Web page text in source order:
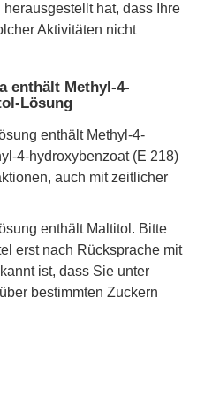
hat, dass Ihre
Aktivitäten nicht
enthält Methyl-4-
Lösung
enthält Methyl-4-
4-hydroxybenzoat (E 218)
auch mit zeitlicher
enthält Maltitol. Bitte
erst nach Rücksprache mit
ist, dass Sie unter
bestimmten Zuckern